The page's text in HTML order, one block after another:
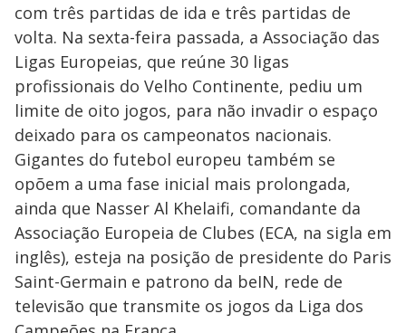
com três partidas de ida e três partidas de
volta. Na sexta-feira passada, a Associação das
Ligas Europeias, que reúne 30 ligas
profissionais do Velho Continente, pediu um
limite de oito jogos, para não invadir o espaço
deixado para os campeonatos nacionais.
Gigantes do futebol europeu também se
opõem a uma fase inicial mais prolongada,
ainda que Nasser Al Khelaifi, comandante da
Associação Europeia de Clubes (ECA, na sigla em
inglês), esteja na posição de presidente do Paris
Saint-Germain e patrono da beIN, rede de
televisão que transmite os jogos da Liga dos